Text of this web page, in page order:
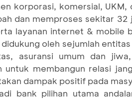
korporasi, komersial, UKM,
dan memproses sekitar
layanan internet & mobile
oleh sejumlah
asuransi umum dan
membangun relasi
dampak positif pada
bank pilihan utama